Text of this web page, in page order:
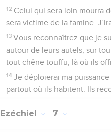
12 Celui qui sera loin mourra
sera victime de la famine.
13 Vous reconnaîtrez que je
autour de leurs autels, sur
tout chêne touffu, là où ils
14 Je déploierai ma
partout où ils habitent. Ils
Ezéchiel 7